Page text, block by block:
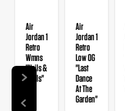
Air
Jordan 1
Retro
Wmns
"Nails &
Grails"
Air
Jordan 1
Retro
Low OG
"Last
Dance
At The
Garden"